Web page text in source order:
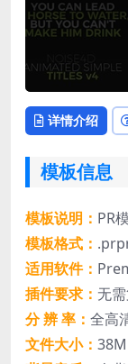
详情介绍
模板信息
模板说明： PR
模板格式：
适用软件：
插件要求： 无
分 辨 率： 全高
文件大小：